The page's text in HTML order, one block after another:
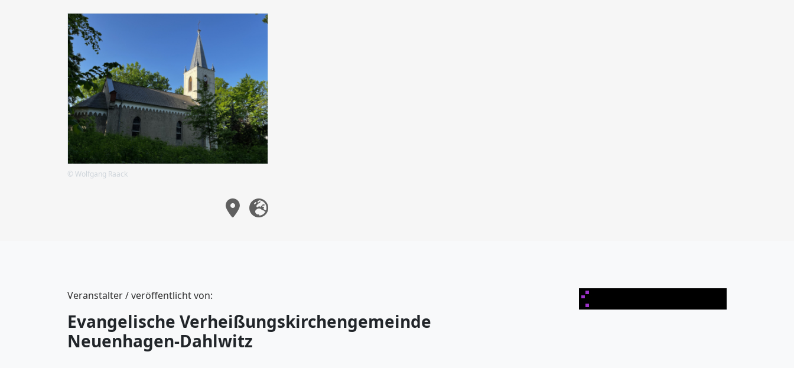
© Wolfgang Raack
Veranstalter / veröffentlicht von:
Evangelische Verheißungskirchengemeinde
Neuenhagen-Dahlwitz